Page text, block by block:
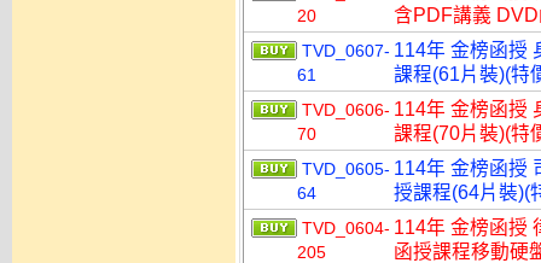
20
含PDF講義
TVD_0607-
61
114年 金榜函授
課程(61片裝)(特
TVD_0606-
70
114年 金榜函授
課程(70片裝)(特
TVD_0605-
64
114年 金榜函授
授課程(64片裝)(
TVD_0604-
205
114年 金榜函授
函授課程移動硬